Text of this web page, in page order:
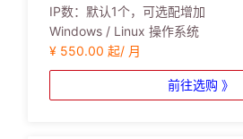
IP数： 默认1个，可选配增加
Windows / Linux 操作系统
¥ 550.00 起/ 月
前往选购 》